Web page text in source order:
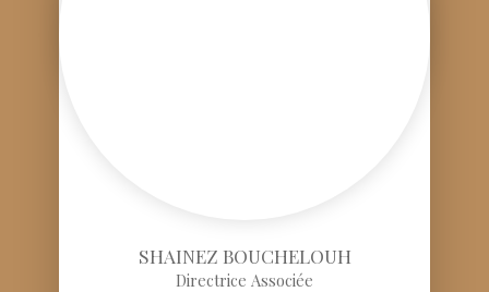
SHAINEZ BOUCHELOUH
Directrice Associée